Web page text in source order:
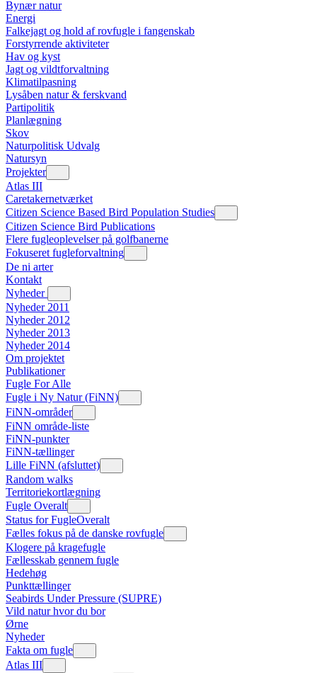
Bynær natur
Energi
Falkejagt og hold af rovfugle i fangenskab
Forstyrrende aktiviteter
Hav og kyst
Jagt og vildtforvaltning
Klimatilpasning
Lysåben natur & ferskvand
Partipolitik
Planlægning
Skov
Naturpolitisk Udvalg
Natursyn
Projekter
Atlas III
Caretakernetværket
Citizen Science Based Bird Population Studies
Citizen Science Bird Publications
Flere fugleoplevelser på golfbanerne
Fokuseret fugleforvaltning
De ni arter
Kontakt
Nyheder
Nyheder 2011
Nyheder 2012
Nyheder 2013
Nyheder 2014
Om projektet
Publikationer
Fugle For Alle
Fugle i Ny Natur (FiNN)
FiNN-områder
FiNN område-liste
FiNN-punkter
FiNN-tællinger
Lille FiNN (afsluttet)
Random walks
Territoriekortlægning
Fugle Overalt
Status for FugleOveralt
Fælles fokus på de danske rovfugle
Klogere på kragefugle
Fællesskab gennem fugle
Hedehøg
Punkttællinger
Seabirds Under Pressure (SUPRE)
Vild natur hvor du bor
Ørne
Nyheder
Fakta om fugle
Atlas III